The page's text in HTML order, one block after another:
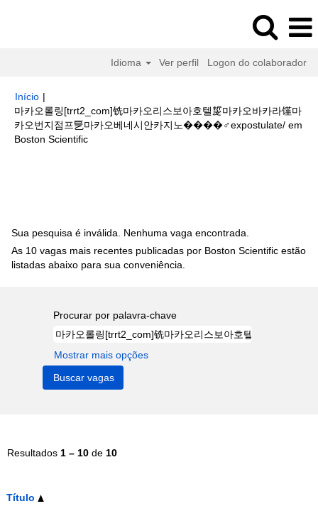
Idioma Ver perfil Logon do colaborador
Início |
마카오롤링[trrt2_com]铣마카오리스보아호텔㿱마카오바카라馑마
카오번지점프乬마카오베네시안카지노����‍♂️expostulate/ em
Boston Scientific(página
Sua pesquisa é inválida. Nenhuma vaga encontrada.
As 10 vagas mais recentes publicadas por Boston Scientific estão
listadas abaixo para sua conveniência.
Procurar por palavra-chave
Mostrar mais opções
Resultados 1 – 10 de 10
Título